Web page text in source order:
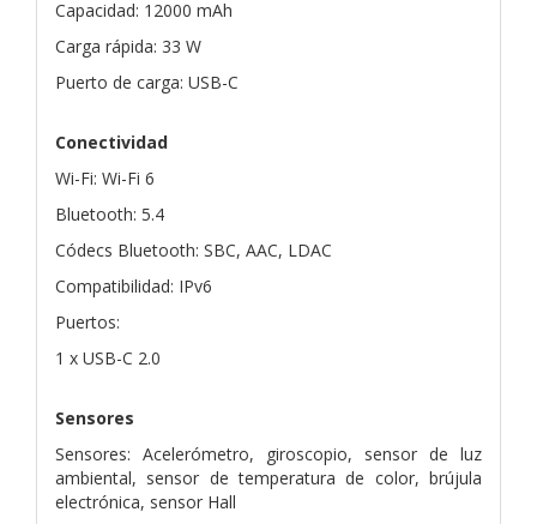
Capacidad: 12000 mAh
Carga rápida: 33 W
Puerto de carga: USB-C
Conectividad
Wi-Fi: Wi-Fi 6
Bluetooth: 5.4
Códecs Bluetooth: SBC, AAC, LDAC
Compatibilidad: IPv6
Puertos:
1 x USB-C 2.0
Sensores
Sensores: Acelerómetro, giroscopio, sensor de luz
ambiental, sensor de temperatura de color, brújula
electrónica, sensor Hall